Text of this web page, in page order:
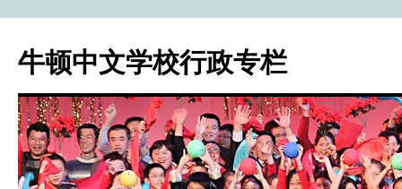
牛顿中文学校行政专栏